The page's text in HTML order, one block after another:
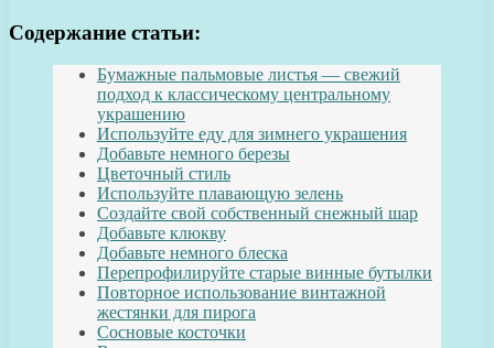
Содержание статьи:
Бумажные пальмовые листья — свежий
подход к классическому центральному
украшению
Используйте еду для зимнего украшения
Добавьте немного березы
Цветочный стиль
Используйте плавающую зелень
Создайте свой собственный снежный шар
Добавьте клюкву
Добавьте немного блеска
Перепрофилируйте старые винные бутылки
Повторное использование винтажной
жестянки для пирога
Сосновые косточки